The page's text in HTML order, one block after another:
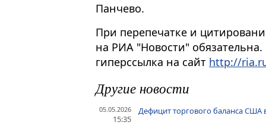
Панчево.
При перепечатке и
на РИА "Новости"
гиперссылка на сайт http://
Другие новости
05.05.2026
15:35
Дефицит торгового баланса США